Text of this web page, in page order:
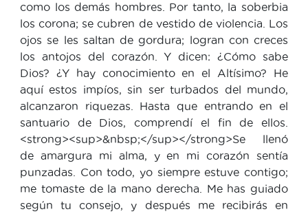
como los demás hombres. Por tanto, la soberbia
los corona; se cubren de vestido de violencia. Los
ojos se les saltan de gordura; logran con creces
los antojos del corazón. Y dicen: ¿Cómo sabe
Dios? ¿Y hay conocimiento en el Altísimo? He
aquí estos impíos, sin ser turbados del mundo,
alcanzaron riquezas. Hasta que entrando en el
santuario de Dios, comprendí el fin de ellos.
<strong><sup>&nbsp;</sup></strong>Se llenó
de amargura mi alma, y en mi corazón sentía
punzadas. Con todo, yo siempre estuve contigo;
me tomaste de la mano derecha. Me has guiado
según tu consejo, y después me recibirás en